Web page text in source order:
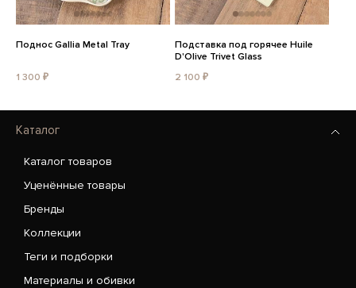
Поднос Gallia Metal Tray
1 300 ₽
Подставка под горячее Huile
D'Olive Trivet Glass
2 100 ₽
Каталог
Каталог товаров
Уценённые товары
Бренды
Коллекции
Теги и подборки
Материалы и обивки